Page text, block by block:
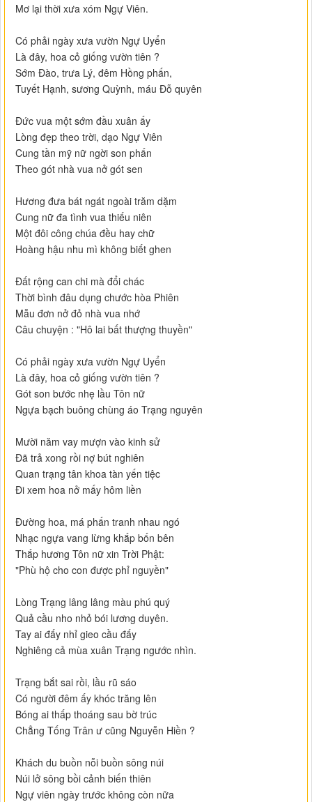
Mơ lại thời xưa xóm Ngự Viên.
Có phải ngày xưa vườn Ngự Uyển
Là đây, hoa cỏ giống vườn tiên ?
Sớm Đào, trưa Lý, đêm Hồng phấn,
Tuyết Hạnh, sương Quỳnh, máu Đỗ quyên
Đức vua một sớm đầu xuân ấy
Lòng đẹp theo trời, dạo Ngự Viên
Cung tần mỹ nữ ngời son phấn
Theo gót nhà vua nở gót sen
Hương đưa bát ngát ngoài trăm dặm
Cung nữ đa tình vua thiếu niên
Một đôi công chúa đều hay chữ
Hoàng hậu nhu mì không biết ghen
Đất rộng can chi mà đổi chác
Thời bình đâu dụng chước hòa Phiên
Mẫu đơn nở đỏ nhà vua nhớ
Câu chuyện : "Hô lai bất thượng thuyền"
Có phải ngày xưa vườn Ngự Uyển
Là đây, hoa cỏ giống vườn tiên ?
Gót son bước nhẹ lầu Tôn nữ
Ngựa bạch buông chùng áo Trạng nguyên
Mười năm vay mượn vào kinh sử
Đã trả xong rồi nợ bút nghiên
Quan trạng tân khoa tàn yến tiệc
Đi xem hoa nở mấy hôm liền
Đường hoa, má phấn tranh nhau ngó
Nhạc ngựa vang lừng khắp bốn bên
Thắp hương Tôn nữ xin Trời Phật:
"Phù hộ cho con được phỉ nguyền"
Lòng Trạng lâng lâng màu phú quý
Quả cầu nho nhỏ bói lương duyên.
Tay ai đấy nhỉ gieo cầu đấy
Nghiêng cả mùa xuân Trạng ngước nhìn.
Trạng bắt sai rồi, lầu rũ sáo
Có người đêm ấy khóc trăng lên
Bóng ai thấp thoáng sau bờ trúc
Chẳng Tống Trân ư cũng Nguyễn Hiền ?
Khách du buồn nỗi buồn sông núi
Núi lở sông bồi cảnh biến thiên
Ngự viên ngày trước không còn nữa